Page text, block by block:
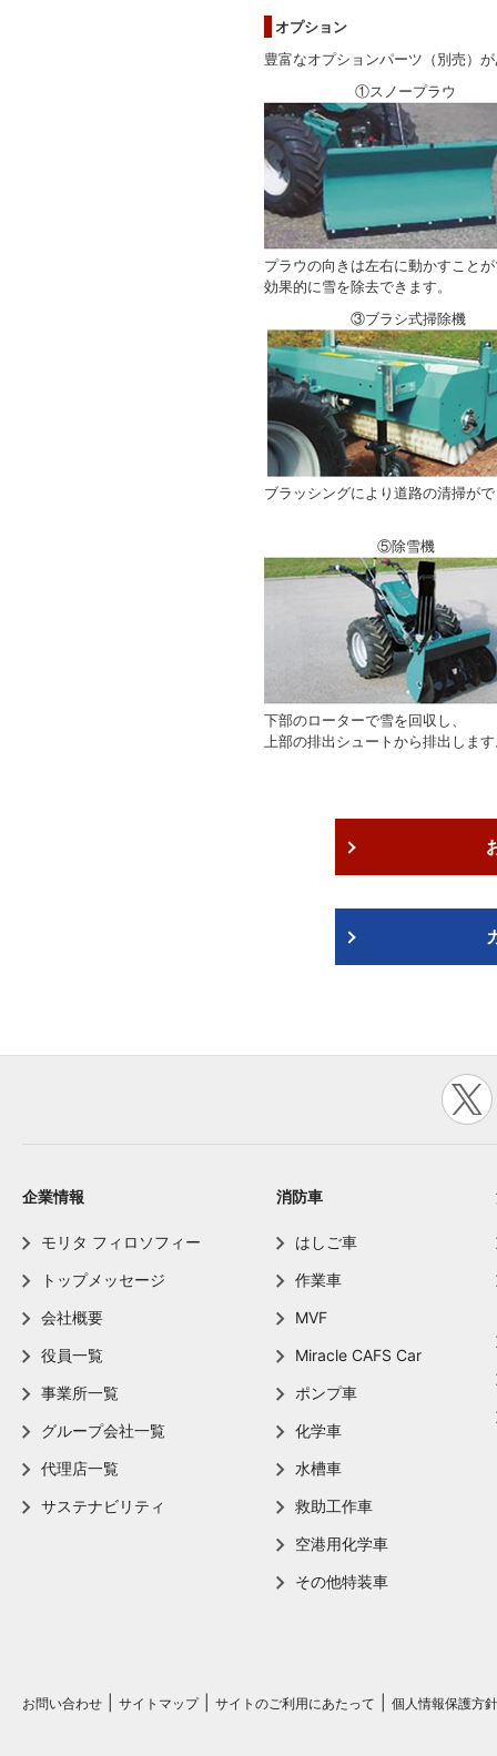
オプション
豊富なオプションパーツ（別売）
①スノープラウ
プラウの向きは左右に動かすこと
効果的に雪を除去できます。
③ブラシ式掃除機
ブラッシングにより道路の清掃が
⑤除雪機
下部のローターで雪を回収し、
上部の排出シュートから排出しま
企業情報
モリタ フィロソフィー
トップメッセージ
会社概要
役員一覧
事業所一覧
グループ会社一覧
代理店一覧
サステナビリティ
消防車
はしご車
作業車
MVF
Miracle CAFS Car
ポンプ車
化学車
水槽車
救助工作車
空港用化学車
その他特装車
お問い合わせ サイトマップ サイトのご利用にあたって 個人情報保護方針